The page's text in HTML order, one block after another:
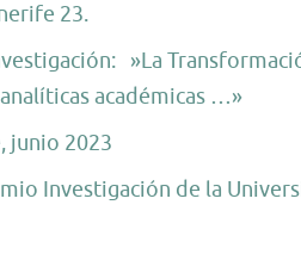
23.
»La
académicas …»
junio 2023
Investigación de la